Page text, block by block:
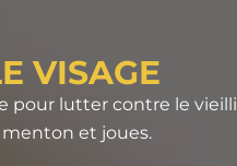
VISAGE
pour lutter contre le
menton et joues.